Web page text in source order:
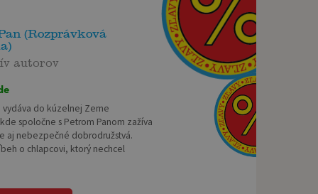
(Rozprávková
autorov
vydáva do kúzelnej Zeme
spoločne s Petrom Panom zažíva
aj nebezpečné dobrodružstvá.
o chlapcovi, ktorý nechcel